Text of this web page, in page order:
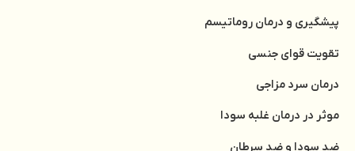
پیشگیری و درمان روماتیسم
تقویت قوای جنسی
درمان سرد مزاجی
موثر در درمان غلبه سودا
ضد سودا و ضد سرطان